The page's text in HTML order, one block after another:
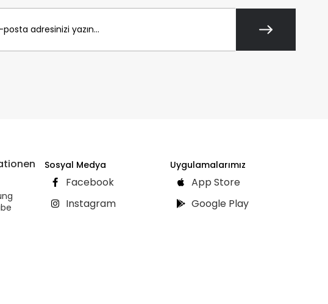
Sosyal Medya
Facebook
Instagram
Uygulamalarımız
App Store
Google Play